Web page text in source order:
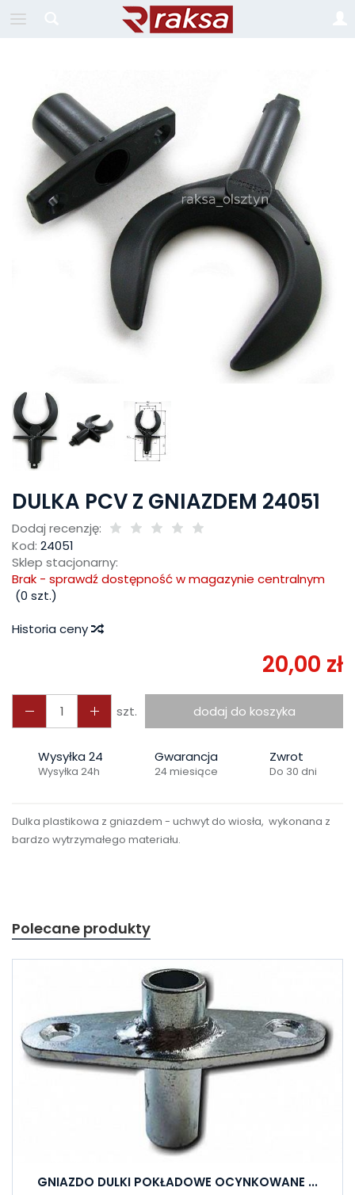
DULKA PCV Z GNIAZDEM 24051
Dodaj recenzję:
Kod: 24051
Sklep stacjonarny:
Brak - sprawdź dostępność w magazynie centralnym
(0 szt.)
Historia ceny
20,00 zł
szt. dodaj do koszyka
Wysyłka 24
Wysyłka 24h
Gwarancja
24 miesiące
Zwrot
Do 30 dni
Dulka plastikowa z gniazdem - uchwyt do wiosła, wykonana z
bardzo wytrzymałego materiału.
Polecane produkty
GNIAZDO DULKI POKŁADOWE OCYNKOWANE ...